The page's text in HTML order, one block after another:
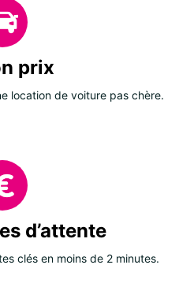
prix
location de voiture pas chère.
d’attente
clés en moins de 2 minutes.